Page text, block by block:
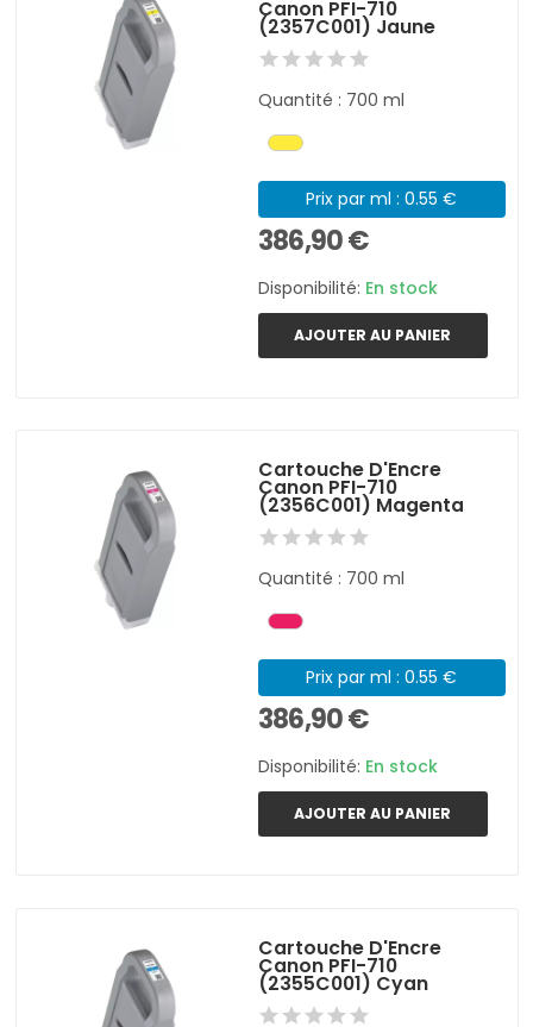
Canon PFI-710
(2357C001) Jaune
Quantité : 700 ml
Prix par ml : 0.55 €
386,90 €
Disponibilité: En stock
AJOUTER AU PANIER
Cartouche D'Encre
Canon PFI-710
(2356C001) Magenta
Quantité : 700 ml
Prix par ml : 0.55 €
386,90 €
Disponibilité: En stock
AJOUTER AU PANIER
Cartouche D'Encre
Canon PFI-710
(2355C001) Cyan